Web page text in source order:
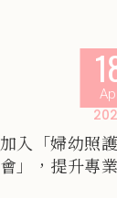
加入「婦幼照
會」，提升專